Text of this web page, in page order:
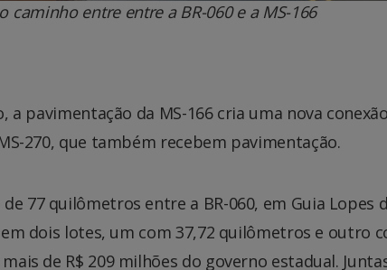
caminho entre entre a BR-060 e a MS-166
pavimentação da MS-166 cria uma nova
270, que também recebem pavimentação.
77 quilômetros entre a BR-060, em Guia Lopes
em dois lotes, um com 37,72 quilômetros e outro
de R$ 209 milhões do governo estadual.